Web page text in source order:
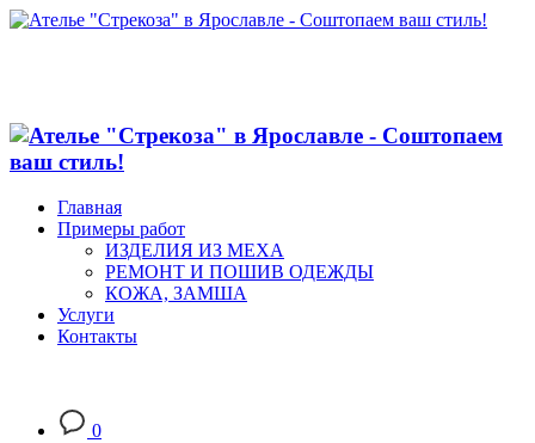
Главная
Примеры работ
ИЗДЕЛИЯ ИЗ МЕХА
РЕМОНТ И ПОШИВ ОДЕЖДЫ
КОЖА, ЗАМША
Услуги
Контакты
0